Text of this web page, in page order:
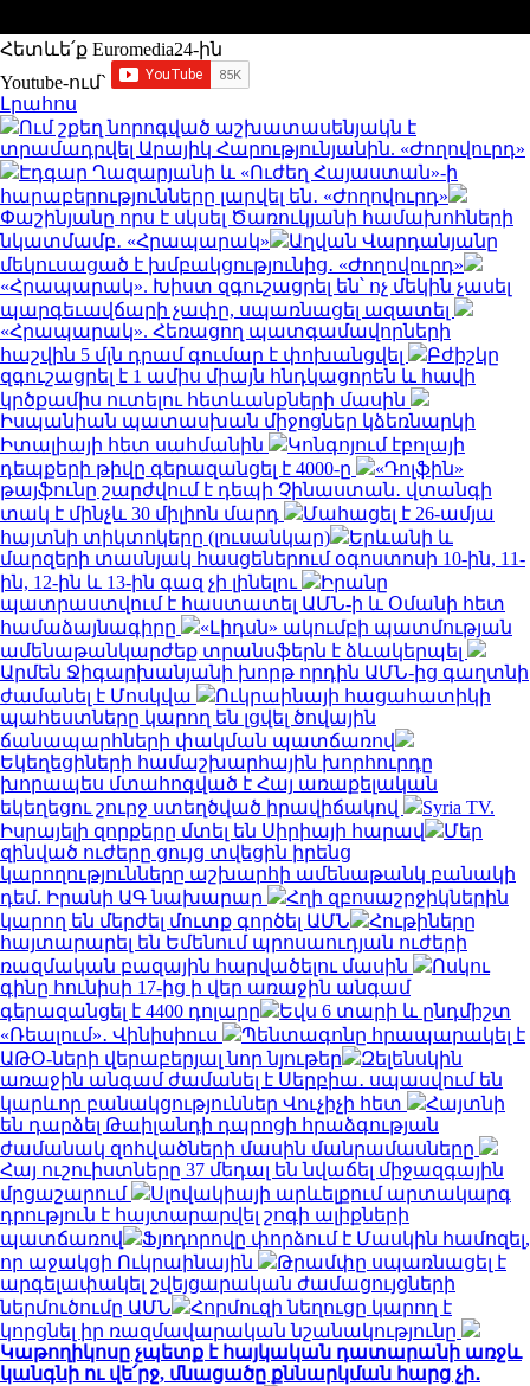
Հետևե՛ք Euromedia24-ին
Youtube-ում`
Լրահոս
Ում շքեղ նորոգված աշխատասենյակն է
տրամադրվել Արայիկ Հարությունյանին. «Ժողովուրդ»
Էդգար Ղազարյանի և «Ուժեղ Հայաստան»-ի
հարաբերությունները լարվել են․ «Ժողովուրդ»
Փաշինյանը որս է սկսել Ծառուկյանի համախոհների
նկատմամբ․ «Հրապարակ»
Աղվան Վարդանյանը
մեկուսացած է խմբակցությունից․ «Ժողովուրդ»
«Հրապարակ». Խիստ զգուշացրել են՝ ոչ մեկին չասել
պարգեւավճարի չափը, սպառնացել ազատել
«Հրապարակ». Հեռացող պատգամավորների
հաշվին 5 մլն դրամ գումար է փոխանցվել
Բժիշկը
զգուշացրել է 1 ամիս միայն հնդկացորեն և հավի
կրծքամիս ուտելու հետևանքների մասին
Իսպանիան պատասխան միջոցներ կձեռնարկի
Իտալիայի հետ սահմանին
Կոնգոյում էբոլայի
դեպքերի թիվը գերազանցել է 4000-ը
«Դոլֆին»
թայֆունը շարժվում է դեպի Չինաստան․ վտանգի
տակ է մինչև 30 միլիոն մարդ
Մահացել է 26-ամյա
հայտնի տիկտոկերը (լուսանկար)
Երևանի և
մարզերի տասնյակ հասցեներում օգոստոսի 10-ին, 11-
ին, 12-ին և 13-ին գազ չի լինելու
Իրանը
պատրաստվում է հաստատել ԱՄՆ-ի և Օմանի հետ
համաձայնագիրը
«Լիդսն» ակումբի պատմության
ամենաթանկարժեք տրանսֆերն է ձևակերպել
Արմեն Ջիգարխանյանի խորթ որդին ԱՄՆ-ից գաղտնի
ժամանել է Մոսկվա
Ուկրաինայի հացահատիկի
պահեստները կարող են լցվել ծովային
ճանապարհների փակման պատճառով
Եկեղեցիների համաշխարհային խորհուրդը
խորապես մտահոգված է Հայ առաքելական
եկեղեցու շուրջ ստեղծված իրավիճակով
Syria TV.
Իսրայելի զորքերը մտել են Սիրիայի հարավ
Մեր
զինված ուժերը ցույց տվեցին իրենց
կարողությունները աշխարհի ամենաթանկ բանակի
դեմ. Իրանի ԱԳ նախարար
Հղի զբոսաշրջիկներին
կարող են մերժել մուտք գործել ԱՄՆ
Հութիները
հայտարարել են Եմենում պրոսաուդյան ուժերի
ռազմական բազային հարվածելու մասին
Ոսկու
գինը հունիսի 17-ից ի վեր առաջին անգամ
գերազանցել է 4400 դոլարը
Եվս 6 տարի և ընդմիշտ
«Ռեալում»․ Վինիսիուս
Պենտագոնը հրապարակել է
ԱԹՕ-ների վերաբերյալ նոր նյութեր
Զելենսկին
առաջին անգամ ժամանել է Սերբիա․ սպասվում են
կարևոր բանակցություններ Վուչիչի հետ
Հայտնի
են դարձել Թաիլանդի դպրոցի հրաձգության
ժամանակ զոհվածների մասին մանրամասները
Հայ ուշուիստները 37 մեդալ են նվաճել միջազգային
մրցաշարում
Սլովակիայի արևելքում արտակարգ
դրություն է հայտարարվել շոգի ալիքների
պատճառով
Ֆյոդորովը փորձում է Մասկին համոզել,
որ աջակցի Ուկրաինային
Թրամփը սպառնացել է
արգելափակել շվեյցարական ժամացույցների
ներմուծումը ԱՄՆ
Հորմուզի նեղուցը կարող է
կորցնել իր ռազմավարական նշանակությունը
Կաթողիկոսը չպետք է հայկական դատարանի առջև
կանգնի ու վե՛րջ, մնացածը քննարկման հարց չի․